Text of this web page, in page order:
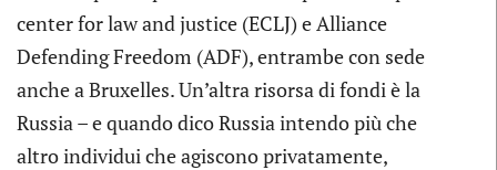
center for law and justice (ECLJ) e Alliance
Defending Freedom (ADF), entrambe con sede
anche a Bruxelles. Un’altra risorsa di fondi è la
Russia – e quando dico Russia intendo più che
altro individui che agiscono privatamente,